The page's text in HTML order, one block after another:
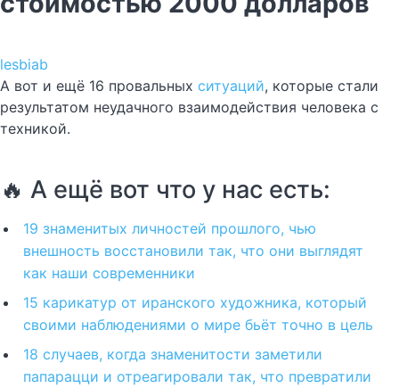
lesbiab
А вот и ещё 16 провальных ситуаций, которые стали
результатом неудачного взаимодействия человека с
техникой.
🔥 А ещё вот что у нас есть:
19 знаменитых личностей прошлого, чью
внешность восстановили так, что они выглядят
как наши современники
15 карикатур от иранского художника, который
своими наблюдениями о мире бьёт точно в цель
18 случаев, когда знаменитости заметили
папарацци и отреагировали так, что превратили